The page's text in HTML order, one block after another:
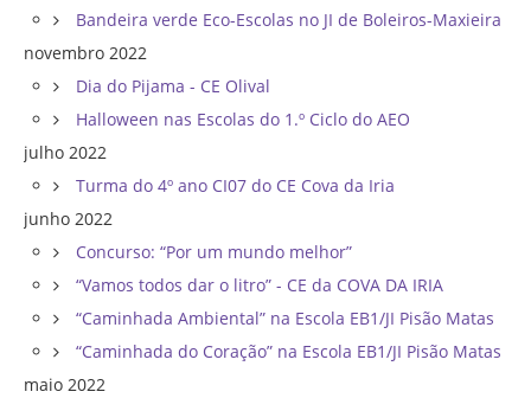
Bandeira verde Eco-Escolas no JI de Boleiros-Maxieira
novembro 2022
Dia do Pijama - CE Olival
Halloween nas Escolas do 1.º Ciclo do AEO
julho 2022
Turma do 4º ano CI07 do CE Cova da Iria
junho 2022
Concurso: “Por um mundo melhor”
“Vamos todos dar o litro” - CE da COVA DA IRIA
“Caminhada Ambiental” na Escola EB1/JI Pisão Matas
“Caminhada do Coração” na Escola EB1/JI Pisão Matas
maio 2022